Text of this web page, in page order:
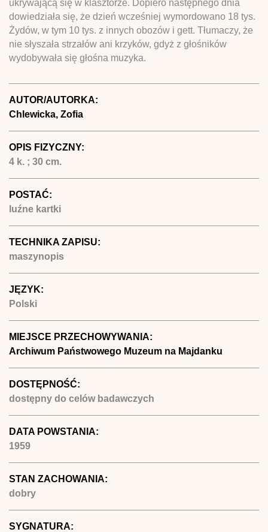
ukrywającą się w klasztorze. Dopiero następnego dnia
dowiedziała się, że dzień wcześniej wymordowano 18 tys.
Żydów, w tym 10 tys. z innych obozów i gett. Tłumaczy, że
nie słyszała strzałów ani krzyków, gdyż z głośników
wydobywała się głośna muzyka.
AUTOR/AUTORKA:
Chlewicka, Zofia
OPIS FIZYCZNY:
4 k. ; 30 cm.
POSTAĆ:
luźne kartki
TECHNIKA ZAPISU:
maszynopis
JĘZYK:
Polski
MIEJSCE PRZECHOWYWANIA:
Archiwum Państwowego Muzeum na Majdanku
DOSTĘPNOŚĆ:
dostępny do celów badawczych
DATA POWSTANIA:
1959
STAN ZACHOWANIA:
dobry
SYGNATURA: